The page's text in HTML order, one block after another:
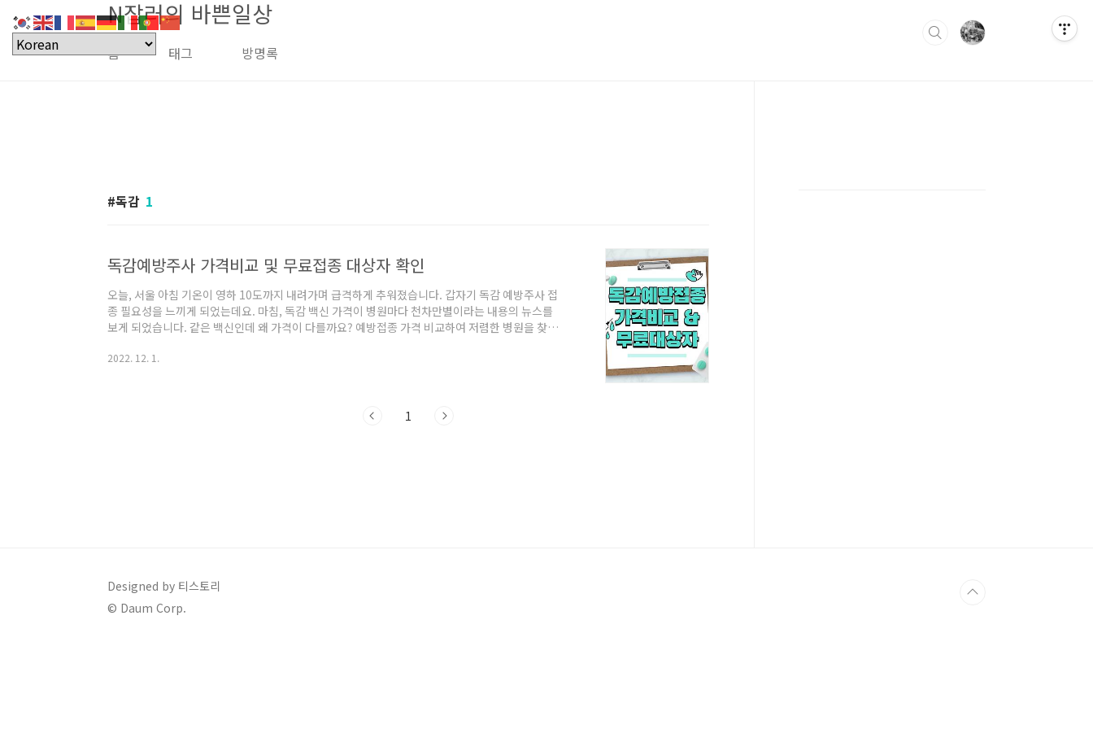
N잡러의 바쁜일상
홈 태그 방명록
독감 1
독감예방주사 가격비교 및 무료접종 대상자 확인
오늘, 서울 아침 기온이 영하 10도까지 내려가며 급격하게 추워졌습니다. 갑자기 독감 예방주사 접
종 필요성을 느끼게 되었는데요. 마침, 독감 백신 가격이 병원마다 천차만별이라는 내용의 뉴스를
보게 되었습니다. 같은 백신인데 왜 가격이 다를까요? 예방접종 가격 비교하여 저렴한 병원을 찾는
래의 링크로 사이트에 접속합니다. ↓ 독감예방주사 가격비교 가기 2. 비급여 진료비용 정보 [공개
2022. 12. 1.
1
Designed by 티스토리
© Daum Corp.